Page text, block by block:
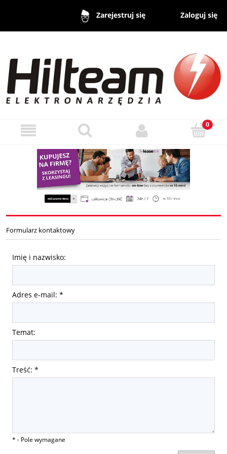
Zarejestruj się Zaloguj się
Formularz kontaktowy
Imię i nazwisko:
Adres e-mail: *
Temat:
Treść: *
* - Pole wymagane